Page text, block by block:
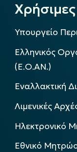
Υπουργείο
Ελληνικός
(Ε.Ο.ΑΝ.)
Εναλλακτική
Λιμενικές
Ηλεκτρονικό
Εθνικό